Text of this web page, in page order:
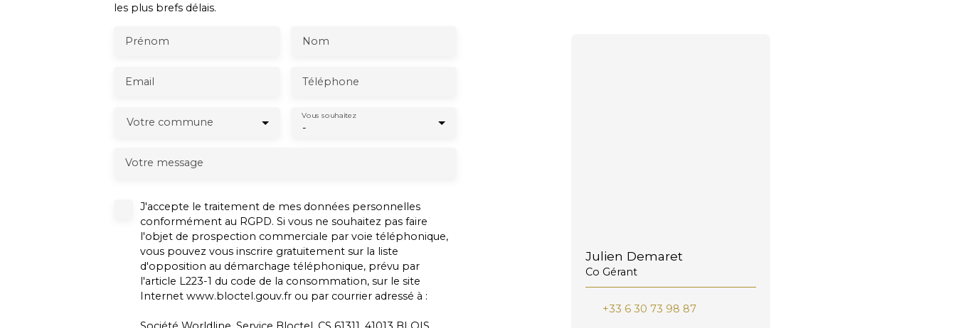
les plus brefs délais.
Prénom Nom
Email Téléphone
Votre commune -
Vous souhaitez
Votre message
J'accepte le traitement de mes données personnelles
conformément au RGPD. Si vous ne souhaitez pas faire
l'objet de prospection commerciale par voie téléphonique,
vous pouvez vous inscrire gratuitement sur la liste
d'opposition au démarchage téléphonique, prévu par
l'article L223-1 du code de la consommation, sur le site
Internet www.bloctel.gouv.fr ou par courrier adressé à :
Julien Demaret
Co Gérant
+33 6 30 73 98 87